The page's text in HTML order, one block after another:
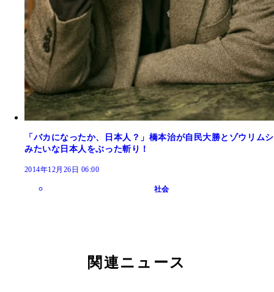
「バカになったか、日本人？」橋本治が自民大勝とゾウリムシ
みたいな日本人をぶった斬り！
2014年12月26日 06:00
社会
関連ニュース